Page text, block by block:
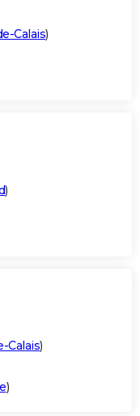
Calais)
)
Calais)
)